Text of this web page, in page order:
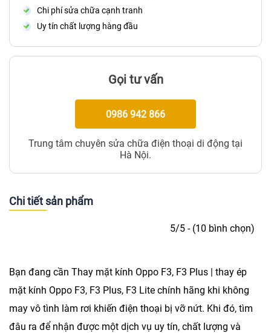
Chi phí sửa chữa cạnh tranh
Uy tín chất lượng hàng đầu
Gọi tư vấn
0986 942 866
Trung tâm chuyên sửa chữa điện thoại di động tại
Hà Nội.
Chi tiết sản phẩm
5/5 - (10 bình chọn)
Bạn đang cần Thay mặt kính Oppo F3, F3 Plus | thay ép
mặt kính Oppo F3, F3 Plus, F3 Lite chính hãng khi không
may vô tình làm rơi khiến điện thoại bị vỡ nứt. Khi đó, tìm
đâu ra để nhận được một dịch vụ uy tín, chất lượng và